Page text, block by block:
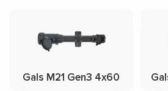
Gals M21 Gen3 4x60